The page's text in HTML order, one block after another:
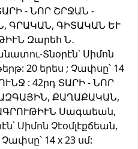
- ՆՈՐ ՇՐՋԱՆ -
ԳՐԱԿԱՆ, ԳԻՏԱԿԱՆ ԵՒ
Զարեհ Ն․
Տնօրէն՝ Սիմոն
20 երես ; Չափսը՝ 14
: 42րդ ՏԱՐԻ - ՆՈՐ
ՔԱՂԱՔԱԿԱՆ,
Սագաեան,
Սիմոն Չէօմլէքճեան,
14 x 23 սմ: